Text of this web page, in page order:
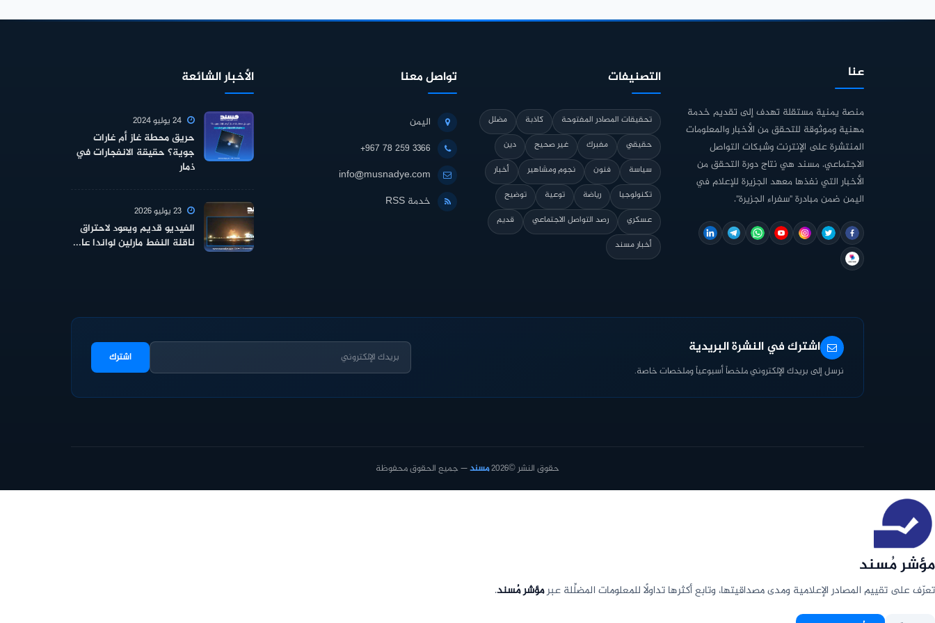
عنا
منصة يمنية مستقلة تهدف إلى تقديم خدمة
مهنية وموثوقة للتحقق من الأخبار والمعلومات
المنتشرة على الإنترنت وشبكات التواصل
الاجتماعي. مسند هي نتاج دورة التحقق من
الأخبار التي نفذها معهد الجزيرة للإعلام في
اليمن ضمن مبادرة "سفراء الجزيرة".
التصنيفات
تحقيقات المصادر المفتوحة كاذبة
مضلل
حقيقي
مفبرك غير صحيح
دين
سياسة
فنون نجوم ومشاهير
أخبار
تكنولوجيا
رياضة توعية
توضيح
عسكري
رصد التواصل الاجتماعي
قديم
أخبار مسند
تواصل معنا
اليمن
+967 78 259 3366
info@musnadye.com
خدمة RSS
الأخبار الشائعة
24 يوليو 2024
حريق محطة غاز أم غارات
جوية؟ حقيقة الانفجارات في
ذمار
23 يوليو 2026
الفيديو قديم ويعود لاحتراق
ناقلة النفط مارلين لواندا عا...
اشترك في النشرة البريدية
نرسل إلى بريدك الإلكتروني ملخصاً أسبوعياً وملخصات خاصة.
اشترك
حقوق النشر ©2026 مسند— جميع الحقوق محفوظة
مؤشر مُسند
تعرّف على تقييم المصادر الإعلامية ومدى مصداقيتها، وتابع أكثرها تداولًا للمعلومات المضلِّلة عبرمؤشر مُسند.